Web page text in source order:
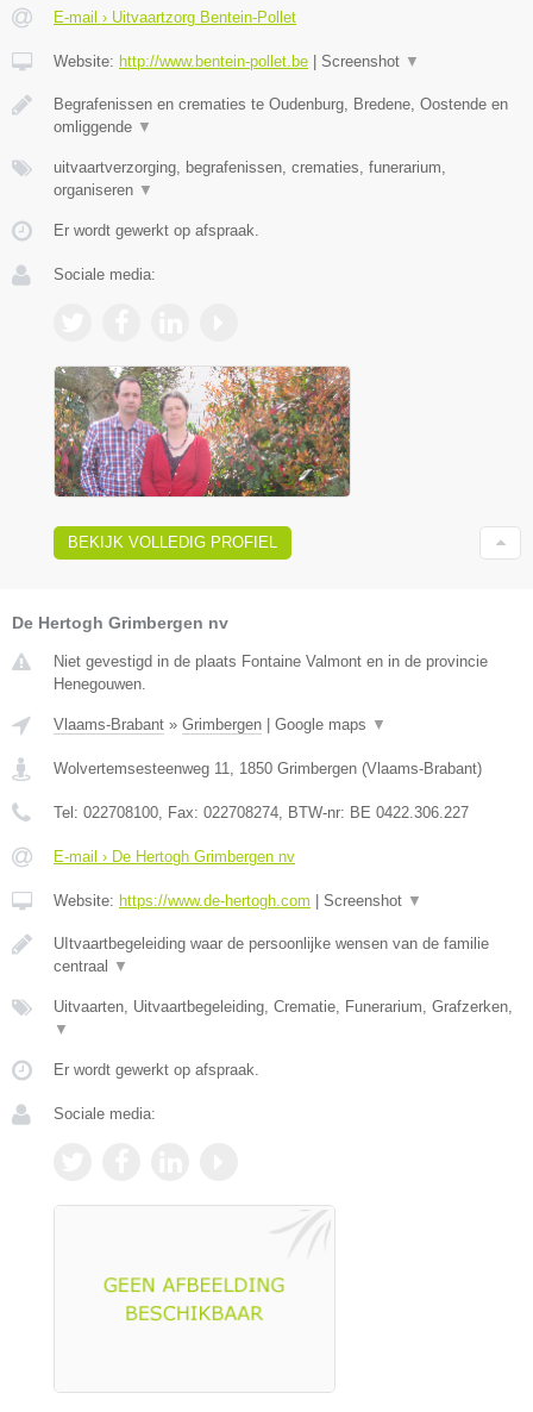
E-mail › Uitvaartzorg Bentein-Pollet
Website: http://www.bentein-pollet.be | Screenshot ▼
Begrafenissen en crematies te Oudenburg, Bredene, Oostende en
omliggende ▼
uitvaartverzorging, begrafenissen, crematies, funerarium,
organiseren ▼
Er wordt gewerkt op afspraak.
Sociale media:
BEKIJK VOLLEDIG PROFIEL
De Hertogh Grimbergen nv
Niet gevestigd in de plaats Fontaine Valmont en in de provincie
Henegouwen.
Vlaams-Brabant » Grimbergen Google maps ▼
Wolvertemsesteenweg 11 1850 Grimbergen (Vlaams-Brabant)
Tel: 022708100 , Fax: 022708274 , BTW-nr: BE 0422.306.227
E-mail › De Hertogh Grimbergen nv
Website: https://www.de-hertogh.com Screenshot ▼
UItvaartbegeleiding waar de persoonlijke wensen van de familie
centraal
▼
Uitvaarten, Uitvaartbegeleiding, Crematie, Funerarium, Grafzerken,
▼
Er wordt gewerkt op afspraak.
Sociale media: